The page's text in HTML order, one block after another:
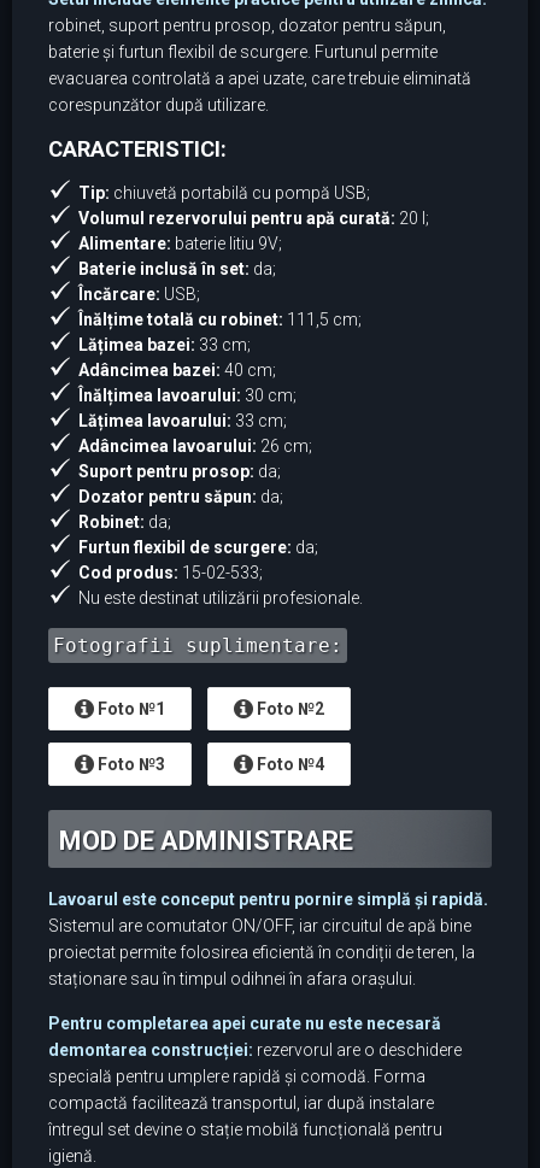
robinet, suport pentru prosop, dozator pentru săpun,
baterie și furtun flexibil de scurgere. Furtunul permite
evacuarea controlată a apei uzate, care trebuie eliminată
corespunzător după utilizare.
CARACTERISTICI:
Tip: chiuvetă portabilă cu pompă USB;
Volumul rezervorului pentru apă curată: 20 l;
Alimentare: baterie litiu 9V;
Baterie inclusă în set: da;
Încărcare: USB;
Înălțime totală cu robinet: 111,5 cm;
Lățimea bazei: 33 cm;
Adâncimea bazei: 40 cm;
Înălțimea lavoarului: 30 cm;
Lățimea lavoarului: 33 cm;
Adâncimea lavoarului: 26 cm;
Suport pentru prosop: da;
Dozator pentru săpun: da;
Robinet: da;
Furtun flexibil de scurgere: da;
Cod produs: 15-02-533;
Nu este destinat utilizării profesionale.
Fotografii suplimentare:
Foto №1 Foto №2
Foto №3 Foto №4
MOD DE ADMINISTRARE
Lavoarul este conceput pentru pornire simplă și rapidă.
Sistemul are comutator ON/OFF, iar circuitul de apă bine
proiectat permite folosirea eficientă în condiții de teren, la
staționare sau în timpul odihnei în afara orașului.
Pentru completarea apei curate nu este necesară
demontarea construcției: rezervorul are o deschidere
specială pentru umplere rapidă și comodă. Forma
compactă facilitează transportul, iar după instalare
întregul set devine o stație mobilă funcțională pentru
igienă.